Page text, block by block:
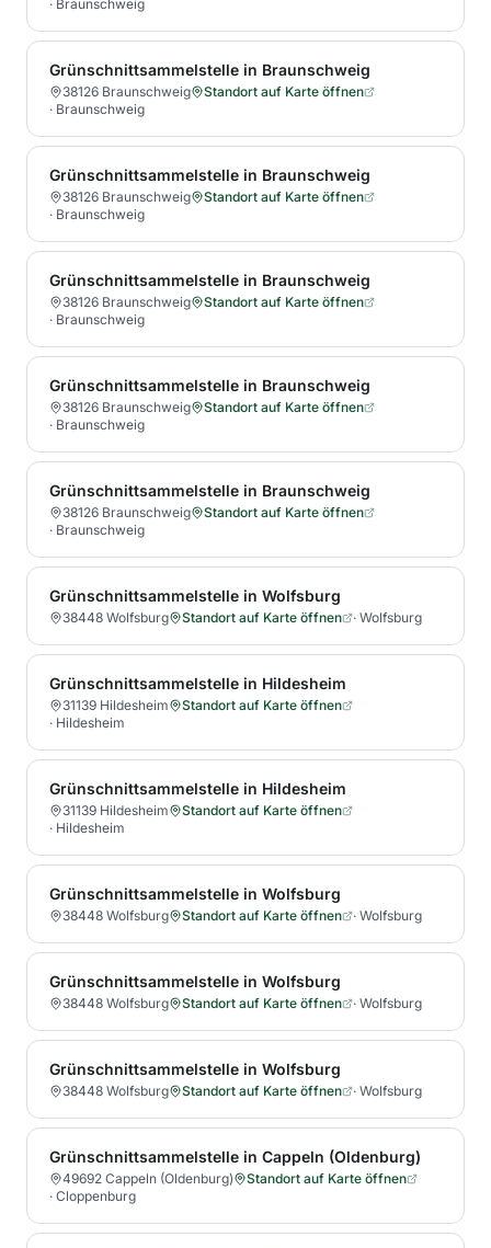
· Braunschweig
Grünschnittsammelstelle in Braunschweig
38126 Braunschweig
Standort auf Karte öffnen
· Braunschweig
Grünschnittsammelstelle in Braunschweig
38126 Braunschweig
Standort auf Karte öffnen
· Braunschweig
Grünschnittsammelstelle in Braunschweig
38126 Braunschweig
Standort auf Karte öffnen
· Braunschweig
Grünschnittsammelstelle in Braunschweig
38126 Braunschweig
Standort auf Karte öffnen
· Braunschweig
Grünschnittsammelstelle in Braunschweig
38126 Braunschweig
Standort auf Karte öffnen
· Braunschweig
Grünschnittsammelstelle in Wolfsburg
38448 Wolfsburg Standort auf Karte öffnen · Wolfsburg
Grünschnittsammelstelle in Hildesheim
31139 Hildesheim
Standort auf Karte öffnen
· Hildesheim
Grünschnittsammelstelle in Hildesheim
31139 Hildesheim
Standort auf Karte öffnen
· Hildesheim
Grünschnittsammelstelle in Wolfsburg
38448 Wolfsburg Standort auf Karte öffnen · Wolfsburg
Grünschnittsammelstelle in Wolfsburg
38448 Wolfsburg Standort auf Karte öffnen · Wolfsburg
Grünschnittsammelstelle in Wolfsburg
38448 Wolfsburg Standort auf Karte öffnen · Wolfsburg
Grünschnittsammelstelle in Cappeln (Oldenburg)
49692 Cappeln (Oldenburg)
Standort auf Karte öffnen
· Cloppenburg